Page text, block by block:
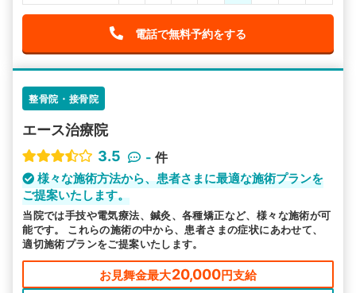
電話で無料予約をする
整骨院・接骨院
エース治療院
3.5
- 件
様々な施術方法から、患者さまに最適な施術プランを
ご提案いたします。
当院では手技や電気療法、鍼灸、各種矯正など、様々な施術が可
能です。 これらの施術の中から、患者さまの症状にあわせて、
適切施術プランをご提案いたします。
お見舞金最大20,000円支給